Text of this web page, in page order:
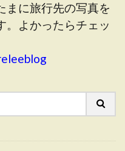
まに旅行先の写真を
。よかったらチェッ